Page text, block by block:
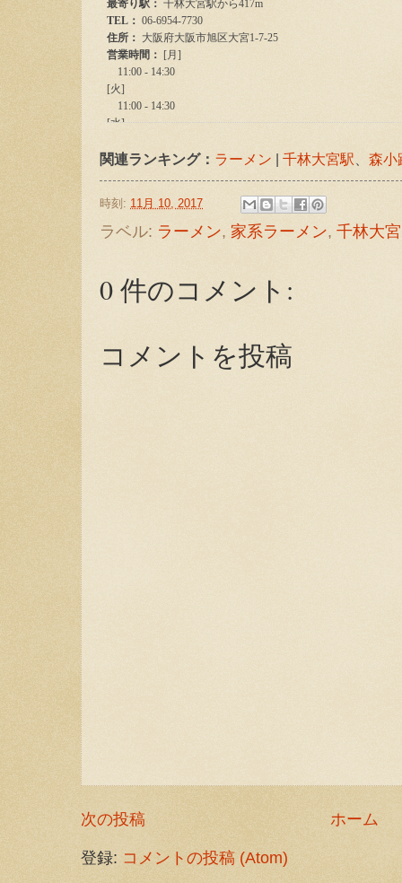
関連ランキング： ラーメン | 千林大宮駅 森小
時刻: 11月 10, 2017
ラベル: ラーメン, 家系ラーメン, 千林大宮
0 件のコメント:
コメントを投稿
次の投稿 ホーム
登録: コメントの投稿 (Atom)